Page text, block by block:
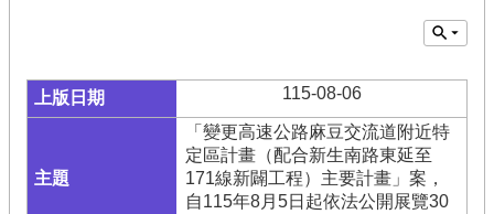
115-08-06
「變更高速公路麻豆交流道附近特
定區計畫（配合新生南路東延至
171線新闢工程）主要計畫」案，
自115年8月5日起依法公開展覽30